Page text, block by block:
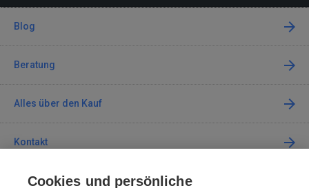
Blog
Beratung
Alles über den Kauf
Kontakt
Cookies und persönliche